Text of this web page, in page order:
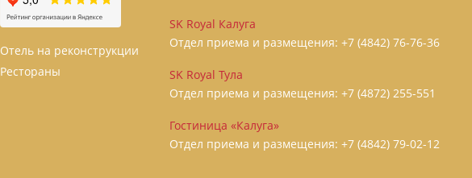
Отель на реконструкции
Рестораны
SK Royal Калуга
Отдел приема и размещения: +7 (4842) 76-76-36
SK Royal Тула
Отдел приема и размещения: +7 (4872) 255-551
Гостиница «Калуга»
Отдел приема и размещения: +7 (4842) 79-02-12